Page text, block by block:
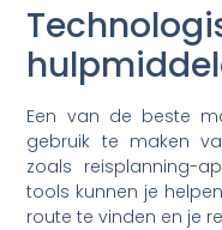
Een van de beste
gebruik te maken
zoals reisplanning-
tools kunnen je
route te vinden en je